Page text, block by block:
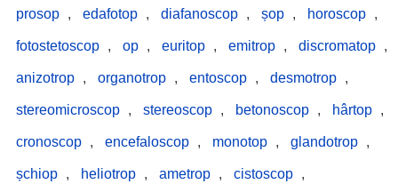
prosop , edafotop , diafanoscop , șop , horoscop ,
fotostetoscop , op , euritop , emitrop , discromatop ,
anizotrop , organotrop , entoscop , desmotrop ,
stereomicroscop , stereoscop , betonoscop , hârtop ,
cronoscop , encefaloscop , monotop , glandotrop ,
șchiop , heliotrop , ametrop , cistoscop ,